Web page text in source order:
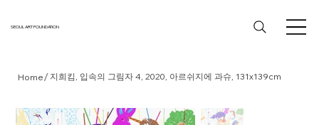
SEOUL ART FOUNDATION
Home/ 지희킴, 입속의 그림자 4, 2020, 아르쉬지에 과슈, 131x139cm